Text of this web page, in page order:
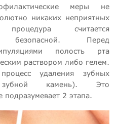
меры не
никаких неприятных
считается
Перед
полость рта
раствором либо гелем.
удаления зубных
камень). Это
подразумевает 2 этапа.